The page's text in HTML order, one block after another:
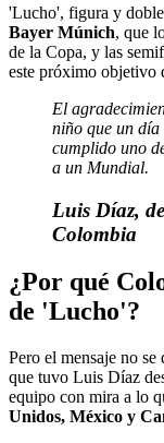
'Lucho', figura y
Bayer Múnich, que
de la Copa, y las
este próximo objetivo
El
niño que un día
cumplido uno
a un Mundial.
Luis Díaz,
Colombia
¿Por qué
de 'Lucho'?
Pero el mensaje no
que tuvo Luis Díaz
equipo con mira a lo
Unidos, México y